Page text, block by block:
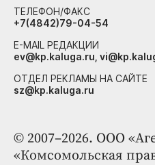
© 2007–2026. ООО
«Комсомольская
ТЕЛЕФОН/ФАКС
+7(4842)79-04-54
E-MAIL РЕДАКЦИИ
ev@kp.kaluga.ru,
ОТДЕЛ РЕКЛАМЫ НА САЙТЕ
sz@kp.kaluga.ru